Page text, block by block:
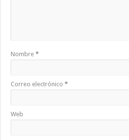
Nombre*
Correo electrónico*
Web